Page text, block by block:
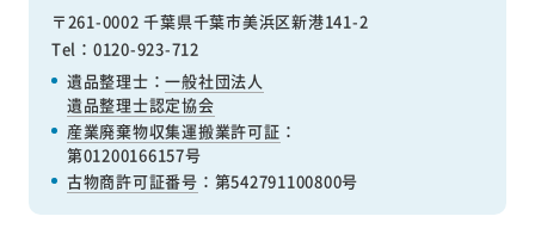
〒261-0002 千葉県千葉市美浜区新港141-2
Tel：0120-923-712
遺品整理士：一般社団法人
遺品整理士認定協会
産業廃棄物収集運搬業許可証 ：
第01200166157号
古物商許可証番号 ：第542791100800号